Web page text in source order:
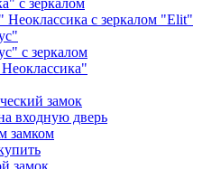
с зеркалом
Неоклассика с зеркалом "Elit"
с зеркалом
замок
входную дверь
замком
замок